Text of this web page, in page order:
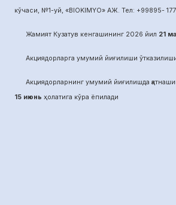
кўчаси, №1-уй, «BIOKIMYO» АЖ. Тел: +99895-
Жамият Кузатув кенгашининг 2026 йил 21
Акциядорларга умумий йиғилиши
Акциядорларнинг умумий йиғилишда
15 июнь ҳолатига кўра ёпилади